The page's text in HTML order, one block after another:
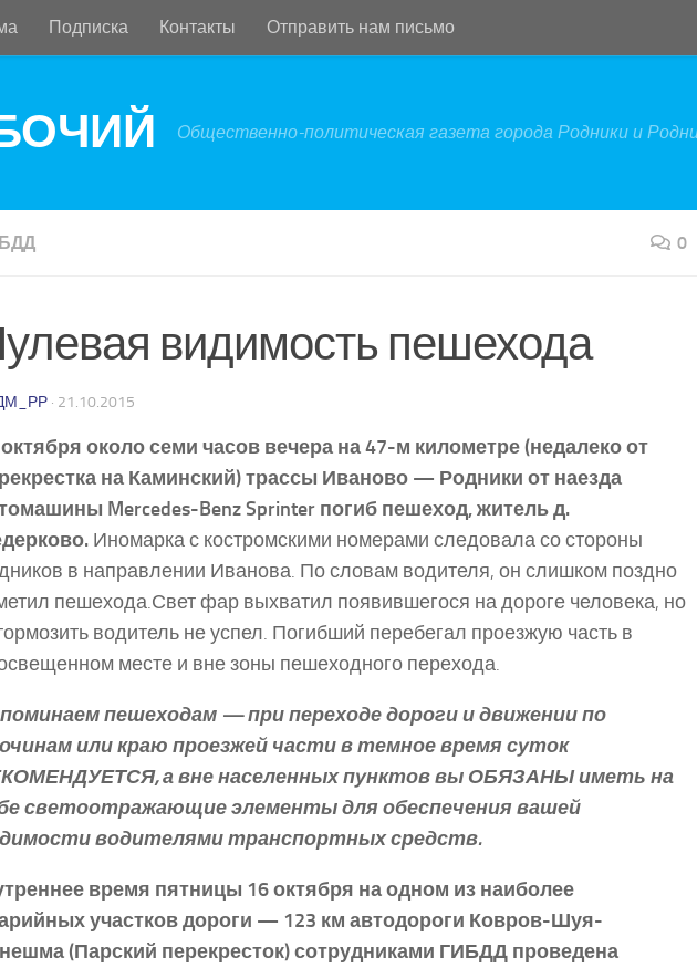
Подписка Контакты Отправить нам письмо
Общественно-политическая газета города Родники и
0
видимость пешехода
· 21.10.2015
около семи часов вечера на 47-м километре (недалеко от
на Каминский) трассы Иваново — Родники от наезда
Mercedes-Benz Sprinter погиб пешеход, житель д.
Иномарка с костромскими номерами следовала со стороны
в направлении Иванова. По словам водителя, он слишком поздно
пешехода.Свет фар выхватил появившегося на дороге человека, но
водитель не успел. Погибший перебегал проезжую часть в
месте и вне зоны пешеходного перехода.
пешеходам — при переходе дороги и движении по
или краю проезжей части в темное время суток
а вне населенных пунктов вы ОБЯЗАНЫ иметь на
светоотражающие элементы для обеспечения вашей
водителями транспортных средств.
время пятницы 16 октября на одном из наиболее
участков дороги — 123 км автодороги Ковров-Шуя-
(Парский перекресток) сотрудниками ГИБДД проведена